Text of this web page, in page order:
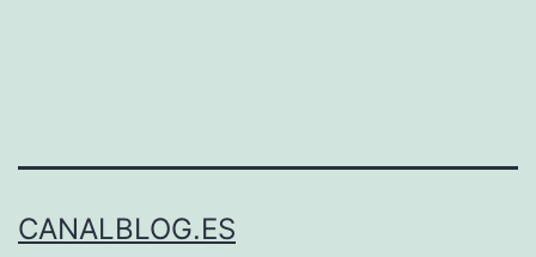
CANALBLOG.ES